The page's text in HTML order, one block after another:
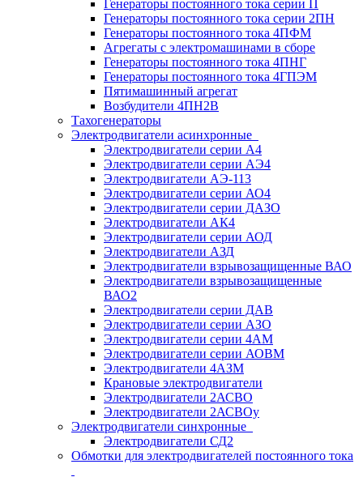
Генераторы постоянного тока серии П
Генераторы постоянного тока серии 2ПН
Генераторы постоянного тока 4ПФМ
Агрегаты с электромашинами в сборе
Генераторы постоянного тока 4ПНГ
Генераторы постоянного тока 4ГПЭМ
Пятимашинный агрегат
Возбудители 4ПН2В
Тахогенераторы
Электродвигатели асинхронные
Электродвигатели серии А4
Электродвигатели серии АЭ4
Электродвигатели АЭ-113
Электродвигатели серии АО4
Электродвигатели серии ДАЗО
Электродвигатели АК4
Электродвигатели серии АОД
Электродвигатели АЗД
Электродвигатели взрывозащищенные ВАО
Электродвигатели взрывозащищенные
ВАО2
Электродвигатели серии ДАВ
Электродвигатели серии АЗО
Электродвигатели серии 4АМ
Электродвигатели серии АОВМ
Электродвигатели 4АЗМ
Крановые электродвигатели
Электродвигатели 2АСВО
Электродвигатели 2АСВОу
Электродвигатели синхронные
Электродвигатели СД2
Обмотки для электродвигателей постоянного тока